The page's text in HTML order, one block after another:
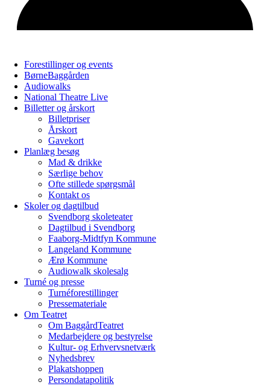
Forestillinger og events
BørneBaggården
Audiowalks
National Theatre Live
Billetter og årskort
Billetpriser
Årskort
Gavekort
Planlæg besøg
Mad & drikke
Særlige behov
Ofte stillede spørgsmål
Kontakt os
Skoler og dagtilbud
Svendborg skoleteater
Dagtilbud i Svendborg
Faaborg-Midtfyn Kommune
Langeland Kommune
Ærø Kommune
Audiowalk skolesalg
Turné og presse
Turnéforestillinger
Pressemateriale
Om Teatret
Om BaggårdTeatret
Medarbejdere og bestyrelse
Kultur- og Erhvervsnetværk
Nyhedsbrev
Plakatshoppen
Persondatapolitik